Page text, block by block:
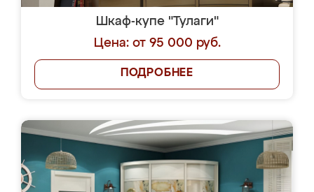
Шкаф-купе "Тулаги"
Цена: от 95 000 руб.
ПОДРОБНЕЕ